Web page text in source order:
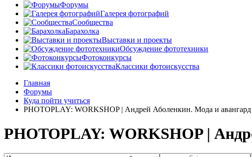
Форумы
Галерея фотографий
Сообщества
Барахолка
Выставки и проекты
Обсуждение фототехники
Фотоконкурсы
Классики фотоискусства
Главная
Форумы
Куда пойти учиться
PHOTOPLAY: WORKSHOP | Андрей Аболенкин. Мода и авангард
PHOTOPLAY: WORKSHOP |